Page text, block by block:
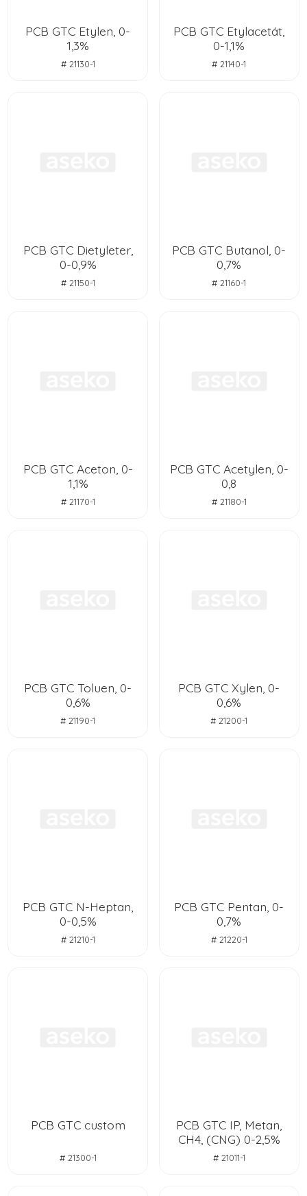
PCB GTC Etylen, 0-
1,3%
# 21130-1
PCB GTC Etylacetát,
0-1,1%
# 21140-1
PCB GTC Dietyleter,
0-0,9%
# 21150-1
PCB GTC Butanol, 0-
0,7%
# 21160-1
PCB GTC Aceton, 0-
1,1%
# 21170-1
PCB GTC Acetylen, 0-
0,8
# 21180-1
PCB GTC Toluen, 0-
0,6%
# 21190-1
PCB GTC Xylen, 0-
0,6%
# 21200-1
PCB GTC N-Heptan,
0-0,5%
# 21210-1
PCB GTC Pentan, 0-
0,7%
# 21220-1
PCB GTC custom
# 21300-1
PCB GTC IP, Metan,
CH4, (CNG) 0-2,5%
# 21011-1